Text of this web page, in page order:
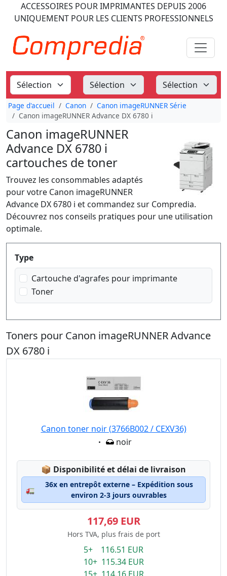
ACCESSOIRES POUR IMPRIMANTES DEPUIS 2006
UNIQUEMENT POUR LES CLIENTS PROFESSIONNELS
Page d'accueil Canon
Canon imageRUNNER Série
Canon imageRUNNER Advance DX 6780 i
Canon imageRUNNER
Advance DX 6780 i
cartouches de toner
Trouvez les consommables adaptés
pour votre Canon imageRUNNER
Advance DX 6780 i et commandez sur Compredia.
Découvrez nos conseils pratiques pour une utilisation
optimale.
Produktfilter
Type
Cartouche d'agrafes pour imprimante
Toner
Toners pour Canon imageRUNNER Advance
DX 6780 i
Canon toner noir (3766B002 / CEXV36)
Eigenschaft:
noir
📦 Lagerstatus:
Disponibilité et délai de livraison
🚛
36x en entrepôt externe – Expédition sous
environ 2-3 jours ouvrables
117,69 EUR
Hors TVA, plus frais de port
5+ 116.51 EUR
10+ 115.34 EUR